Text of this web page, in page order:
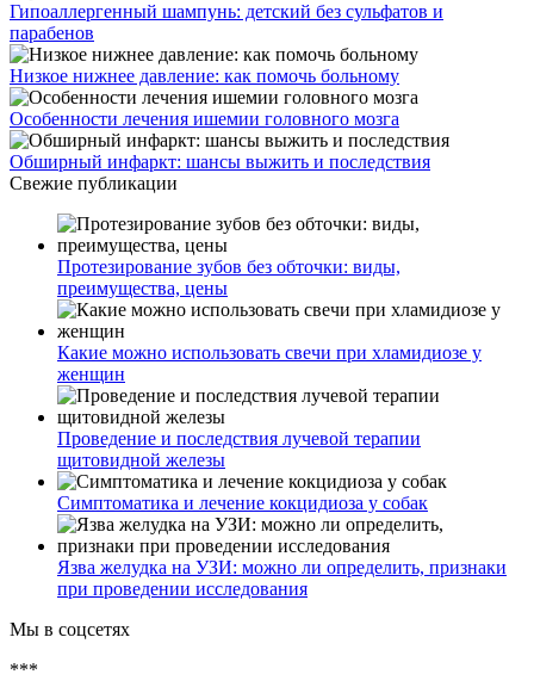
Гипоаллергенный шампунь: детский без сульфатов и
парабенов
Низкое нижнее давление: как помочь больному
Особенности лечения ишемии головного мозга
Обширный инфаркт: шансы выжить и последствия
Свежие публикации
Протезирование зубов без обточки: виды,
преимущества, цены
Какие можно использовать свечи при хламидиозе у
женщин
Проведение и последствия лучевой терапии
щитовидной железы
Симптоматика и лечение кокцидиоза у собак
Язва желудка на УЗИ: можно ли определить, признаки
при проведении исследования
Мы в соцсетях
***